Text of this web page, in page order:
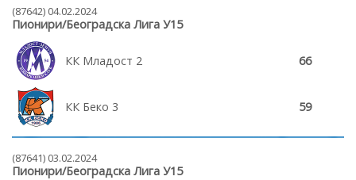
(87642) 04.02.2024
Пионири/Београдска Лига У15
КК Младост 2 66
КК Беко 3 59
(87641) 03.02.2024
Пионири/Београдска Лига У15